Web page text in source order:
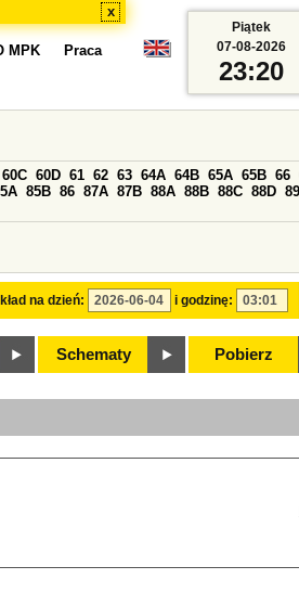
x
MPK Praca
na dzień: i godzinę:
60C 60D 61 62 63 64A 64B 65A 65B 66
85B 86 87A 87B 88A 88B 88C 88D 89
Schematy Pobierz
Piątek
07-08-2026
23:20